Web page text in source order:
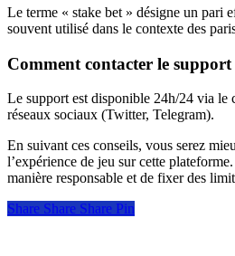
Le terme « stake bet » désigne un pari
souvent utilisé dans le contexte des
Comment contacter le support
Le support est disponible 24h/24 via le
réseaux sociaux (Twitter, Telegram).
En suivant ces conseils, vous serez
l’expérience de jeu sur cette
manière responsable et de fixer des
Share
Share Share Share Pin